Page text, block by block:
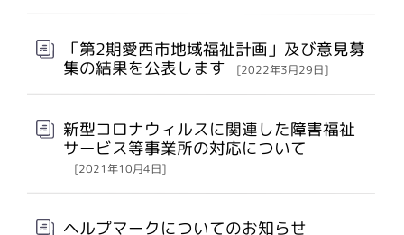
「第2期愛西市地域福祉計画」及び意見募
集の結果を公表します [2022年3月29日]
新型コロナウィルスに関連した障害福祉
サービス等事業所の対応について
[2021年10月4日]
ヘルプマークについてのお知らせ